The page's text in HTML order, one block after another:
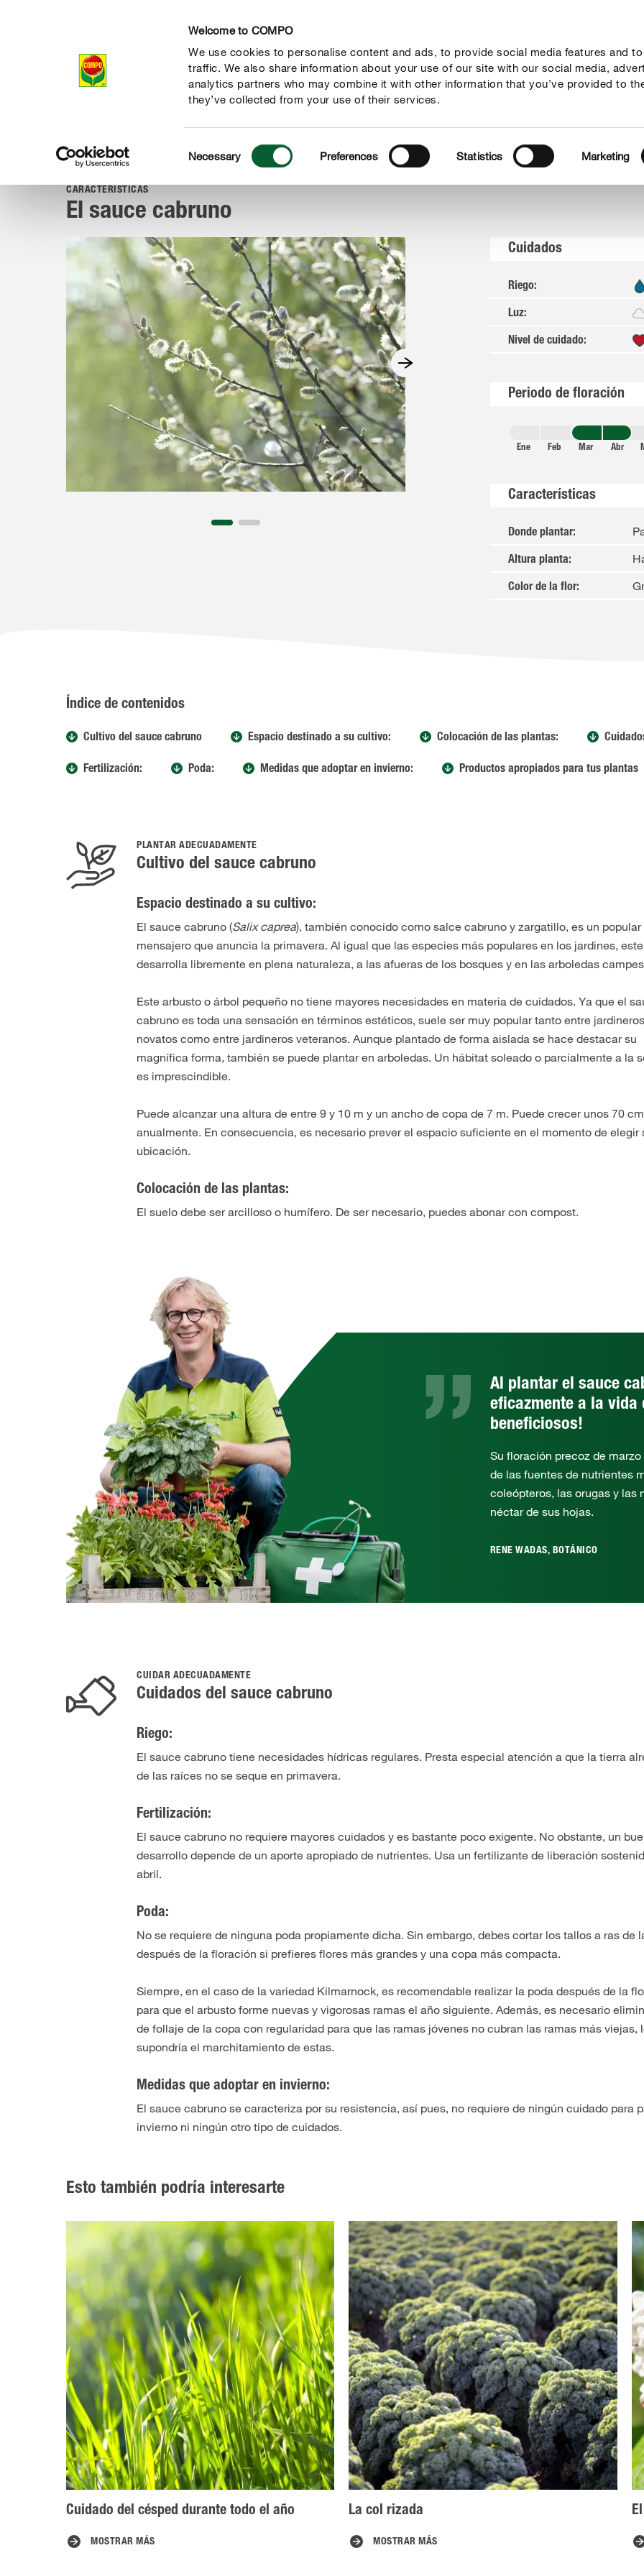
Welcome to COMPO
We use cookies to personalise content and ads, to provide social media features and
traffic. We also share information about your use of our site with our social media,
analytics partners who may combine it with other information that you’ve provided to
they’ve collected from your use of their services.
Selection
Necessary Preferences Statistics Marketing
Productos Consejos Mundo Compo Servicio Quienes somos
COMPOConsejos Plantas de jardín El sauce cabruno
CARACTERÍSTICAS
El sauce cabruno
Cuidados
Riego:
Luz:
Nivel de cuidado:
Periodo de floración
Ene Feb Mar Abr
Características
Donde plantar:
Altura planta:
Color de la flor:
Índice de contenidos
Cultivo del sauce cabruno Espacio destinado a su cultivo: Colocación de las plantas:
Fertilización: Poda: Medidas que adoptar en invierno: Productos apropiados para tus plantas
PLANTAR ADECUADAMENTE
Cultivo del sauce cabruno
Espacio destinado a su cultivo:
El sauce cabruno (Salix caprea), también conocido como salce cabruno y zargatillo, es un popular
mensajero que anuncia la primavera. Al igual que las especies más populares en los jardines,
desarrolla libremente en plena naturaleza, a las afueras de los bosques y en las arboledas
Este arbusto o árbol pequeño no tiene mayores necesidades en materia de cuidados. Ya que el
cabruno es toda una sensación en términos estéticos, suele ser muy popular tanto entre jardineros
novatos como entre jardineros veteranos. Aunque plantado de forma aislada se hace destacar su
magnífica forma, también se puede plantar en arboledas. Un hábitat soleado o parcialmente a la
es imprescindible.
Puede alcanzar una altura de entre 9 y 10 m y un ancho de copa de 7 m. Puede crecer unos 70 cm
anualmente. En consecuencia, es necesario prever el espacio suficiente en el momento de elegir
ubicación.
Colocación de las plantas:
El suelo debe ser arcilloso o humífero. De ser necesario, puedes abonar con compost.
Al plantar el sauce
eficazmente a la vida
beneficiosos!
Su floración precoz de
de las fuentes de nutrientes
coleópteros, las orugas y las
néctar de sus hojas.
RENE WADAS, BOTÁNICO
CUIDAR ADECUADAMENTE
Cuidados del sauce cabruno
Riego:
El sauce cabruno tiene necesidades hídricas regulares. Presta especial atención a que la tierra
de las raíces no se seque en primavera.
Fertilización:
El sauce cabruno no requiere mayores cuidados y es bastante poco exigente. No obstante, un
desarrollo depende de un aporte apropiado de nutrientes. Usa un fertilizante de liberación
abril.
Poda:
No se requiere de ninguna poda propiamente dicha. Sin embargo, debes cortar los tallos a ras de
después de la floración si prefieres flores más grandes y una copa más compacta.
Siempre, en el caso de la variedad Kilmarnock, es recomendable realizar la poda después de la
para que el arbusto forme nuevas y vigorosas ramas el año siguiente. Además, es necesario
de follaje de la copa con regularidad para que las ramas jóvenes no cubran las ramas más viejas,
supondría el marchitamiento de estas.
Medidas que adoptar en invierno:
El sauce cabruno se caracteriza por su resistencia, así pues, no requiere de ningún cuidado para
invierno ni ningún otro tipo de cuidados.
Esto también podría interesarte
Cuidado del césped durante todo el año
MOSTRAR MÁS
La col rizada
MOSTRAR MÁS